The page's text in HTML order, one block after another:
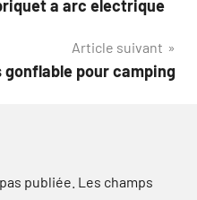
a arc electrique
Article suivant
gonflable pour camping
publiée. Les champs